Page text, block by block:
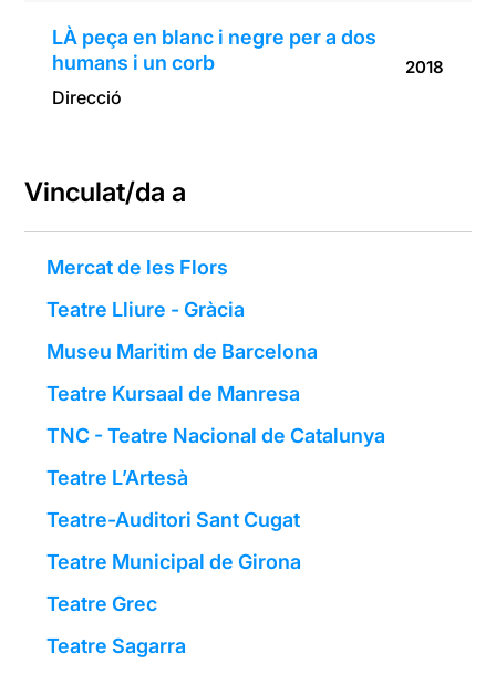
LÀ peça en blanc i negre per a dos
humans i un corb
Direcció
2018
Vinculat/da a
Mercat de les Flors
Teatre Lliure - Gràcia
Museu Maritim de Barcelona
Teatre Kursaal de Manresa
TNC - Teatre Nacional de Catalunya
Teatre L’Artesà
Teatre-Auditori Sant Cugat
Teatre Municipal de Girona
Teatre Grec
Teatre Sagarra